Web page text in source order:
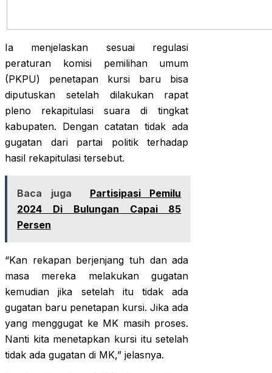
Ia menjelaskan sesuai regulasi
peraturan komisi pemilihan umum
(PKPU) penetapan kursi baru bisa
diputuskan setelah dilakukan rapat
pleno rekapitulasi suara di tingkat
kabupaten. Dengan catatan tidak ada
gugatan dari partai politik terhadap
hasil rekapitulasi tersebut.
Baca juga
Partisipasi Pemilu
2024 Di Bulungan Capai 85
Persen
“Kan rekapan berjenjang tuh dan ada
masa mereka melakukan gugatan
kemudian jika setelah itu tidak ada
gugatan baru penetapan kursi. Jika ada
yang menggugat ke MK masih proses.
Nanti kita menetapkan kursi itu setelah
tidak ada gugatan di MK,” jelasnya.